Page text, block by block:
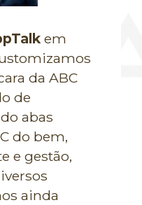
em
da ABC
de
abas
do bem,
e gestão,
ainda